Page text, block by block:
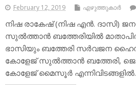
February 12, 2019 എഴുത്തുകാര്‍
നിഷ രാകേഷ് (നിഷ എന്‍. ദാസി)
സുല്‍ത്താന്‍ ബത്തേരിയില്‍
ഭാസിയും ബത്തേരി സര്‍വജന
കോളേജ് സുല്‍ത്താന്‍ ബത്തേരി,
കോളേജ് മൈസൂര്‍